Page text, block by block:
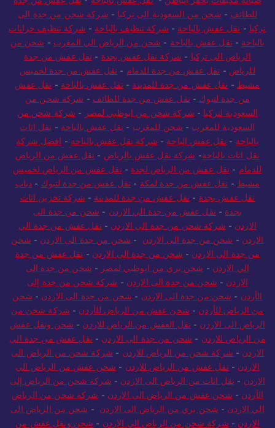
للطائف - شحن من السعودية الى تركيا - شركة شحن من جدة الى
تركيا - نقل عفش بالباحة - شركة تنظيف بالباحة - شركة تنظيف خزانات
بالباحة - نقل عفش بالباحة - شحن من الرياض الي المغرب - شحن من
الرياض الى تركيا - شركة نقل عفش بجدة - نقل عفش من جدة
للرياض - نقل عفش من جدة للدمام - نقل عفش من جدة لخميس
مشيط - نقل عفش من جدة للمدينة - نقل عفش بالباحة - نقل عفش
من جدة لتبوك - نقل عفش من جدة للطائف - شركة شحن من
السعودية لتركيا - شركة شحن من ابوظبي لمصر - شركة شحن من
السعودية للمغرب - شحن للمغرب - نقل عفش بالباحة - نقل اثاث
بالباحة - نقل عفش الباحة - شركة نقل عفش بالباحة - افضل شركة
نقل اثاث بالباحة- شركة نقل عفش بالرياض - نقل عفش من الرياض
للدمام - نقل عفش من الرياض لجدة - نقل عفش من الرياض لخميس
مشيط - نقل عفش من جدة لمكة - نقل عفش من جدة لتبوك - دباب
نقل عفش بجدة - نقل عفش من جدة للمدينة - شركة تخزين اثاث
بجدة - نقل عفش من جدة الي الاردن - شحن من جدة الى
الاردن - شركة شحن من جدة الى الاردن - نقل عفش من جدة الي
الاردن - شحن من جدة الى الاردن - شحن من جدة الى الاردن - شحن
من جدة الى الاردن - شحن من جدة الى الاردن - نقل عفش من جدة
الي الاردن - شحن بري من ابوظبي لمصر - شحن من جدة الى
الاردن - شحن من جدة الى الاردن - شركة شحن من جدة إلى
الأردن - شحن من جدة الى الاردن - شحن من جدة الى الاردن - شحن
من الرياض للأردن - شحن عفش من الرياض للأردن - شركة شحن من
الرياض الى الاردن - نقل العفش من الرياض للاردن - شحن ونقل عفش
من الرياض للاردن - شحن من جدة الى الاردن - نقل عفش من جدة الي
الاردن - شركة شحن من الرياض للاردن - شركة شحن من الرياض الى
الاردن - نقل عفش من الرياض للاردن - شحن عفش من الرياض الي
الاردن - نقل اثاث من الرياض الى الاردن - شركة شحن من الرياض إلى
الأردن - شحن عفش من الرياض الى الاردن - شركة شحن من الرياض
الي الاردن - شحن بري من الرياض الى الاردن - شحن من الرياض الى
الاردن - شركة شحن من الرياض الي الاردن - شحن ونقل عفش من